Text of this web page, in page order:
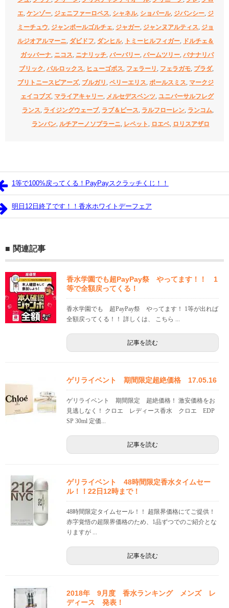
エ, ケンゾー, ジェニファーロペス, シャネル, ショパール, ジバンシー, ジ
ミーチュウ, ジャンポールゴルチェ, ジャガー, ジャンヌアルティス, ジョ
ルジオアルマーニ, ダビドフ, ダンヒル, トミーヒルフィガー,
ドルチェ＆
ガッバーナ, ニコス, ニナリッチ, バーバリー, パームツリー, バナナリパ
ブリック, パルロックス, ヒューゴボス, フェラーリ, フェラガモ, プラダ,
ブリトニースピアーズ, ブルガリ, ペリーエリス, ポールスミス, マークジ
ェイコブズ, マライアキャリー, メルセデスベンツ, ユニバーサルフレグ
ランス, ライジングウェーブ, ラブ＆ピース, ラルフローレン, ランコム,
ランバン, ルチアーノソプラーニ, レペット, ロエベ, ロリスアザロ
1等で100%戻ってくる！PayPayスクラッチくじ！！
明日12日終了です！！香水ホワイトデーフェア
関連記事
香水学園でも超PayPay祭 やってます！！ 1
等で全額戻ってくる！
香水学園でも 超PayPay祭 やってます！ 1等が出れば
全額戻ってくる！！ 詳しくは、 こちら ...
記事を読む
ゲリライベント 期間限定超絶価格 17.05.16
ゲリライベント 期間限定 超絶価格！ 激安価格をお
見逃しなく！ クロエ レディース香水 クロエ EDP
SP 30ml 定価...
記事を読む
ゲリライベント 48時間限定香水タイムセー
ル！！22日12時まで！
48時間限定タイムセール！！ 超限界価格にてご提供！
赤字覚悟の超限界価格のため、1品ずつでのご紹介とな
りますが ...
記事を読む
2018年 9月度 香水ランキング メンズ レ
ディース 発表！